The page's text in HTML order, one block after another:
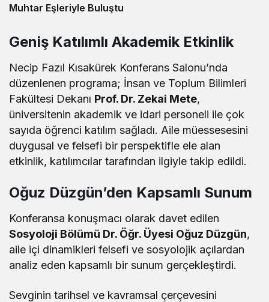
Muhtar Eşleriyle Buluştu
Geniş Katılımlı Akademik Etkinlik
Necip Fazıl Kısakürek Konferans Salonu’nda
düzenlenen programa; İnsan ve Toplum Bilimleri
Fakültesi Dekanı Prof. Dr. Zekai Mete,
üniversitenin akademik ve idari personeli ile çok
sayıda öğrenci katılım sağladı. Aile müessesesini
duygusal ve felsefi bir perspektifle ele alan
etkinlik, katılımcılar tarafından ilgiyle takip edildi.
Oğuz Düzgün’den Kapsamlı Sunum
Konferansa konuşmacı olarak davet edilen
Sosyoloji Bölümü Dr. Öğr. Üyesi Oğuz Düzgün,
aile içi dinamikleri felsefi ve sosyolojik açılardan
analiz eden kapsamlı bir sunum gerçekleştirdi.
Sevginin tarihsel ve kavramsal çerçevesini